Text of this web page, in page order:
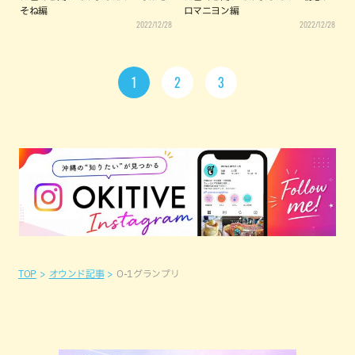
そね編
2022/12/28
ロマニヨン編
2022/12/28
1 2 3
TOP オウンド記事 O-1グランプリ